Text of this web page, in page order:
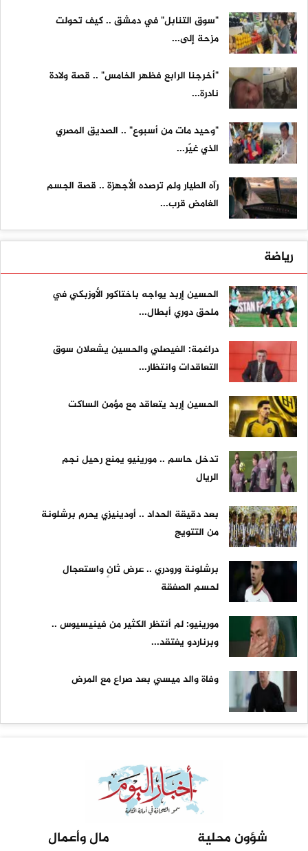
"سوق التنابل" في دمشق .. كيف تحولت
مزحة إلى...
"أخرجنا الرابع فظهر الخامس" .. قصة ولادة
نادرة...
"وحيد مات من أسبوع" .. الصديق المصري
الذي غيّر...
رآه الطيار ولم ترصده الأجهزة .. قصة الجسم
الغامض قرب...
رياضة
الحسين إربد يواجه باختاكور الأوزبكي في
ملحق دوري أبطال...
دراغمة: الفيصلي والحسين يشعلان سوق
التعاقدات وانتظار...
الحسين إربد يتعاقد مع مؤمن الساكت
تدخل حاسم .. مورينيو يمنع رحيل نجم
الريال
بعد دقيقة الحداد .. أودينيزي يحرم برشلونة
من التتويج
برشلونة ورودري .. عرض ثانٍ واستعجال
لحسم الصفقة
مورينيو: لم أنتظر الكثير من فينيسيوس ..
وبرناردو يفتقد...
وفاة والد ميسي بعد صراع مع المرض
شؤون محلية
مال وأعمال